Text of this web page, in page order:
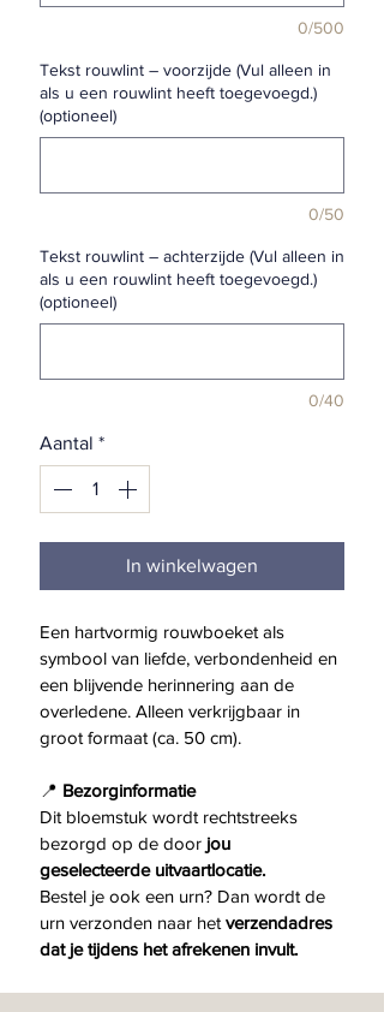
0/500
Tekst rouwlint – voorzijde (Vul alleen in
als u een rouwlint heeft toegevoegd.)
(optioneel)
0/50
Tekst rouwlint – achterzijde (Vul alleen in
als u een rouwlint heeft toegevoegd.)
(optioneel)
0/40
Aantal *
In winkelwagen
Een hartvormig rouwboeket als
symbool van liefde, verbondenheid en
een blijvende herinnering aan de
overledene. Alleen verkrijgbaar in
groot formaat (ca. 50 cm).
📍 Bezorginformatie
Dit bloemstuk wordt rechtstreeks
bezorgd op de door jou
geselecteerde uitvaartlocatie.
Bestel je ook een urn? Dan wordt de
urn verzonden naar het verzendadres
dat je tijdens het afrekenen invult.